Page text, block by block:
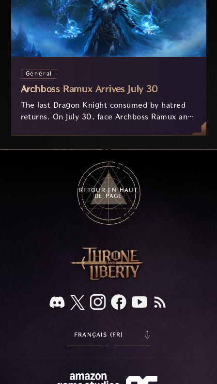
Général
Archboss Ramux Arrives July 30
The last Dragon Knight consumed by hatred
returns. On July 30, face Archboss Ramux and
key combat mechanics, the Ballista, and the
new Archboss equipment that awaits.
RETOUR EN HAUT
DE PAGE
FRANÇAIS (FR)